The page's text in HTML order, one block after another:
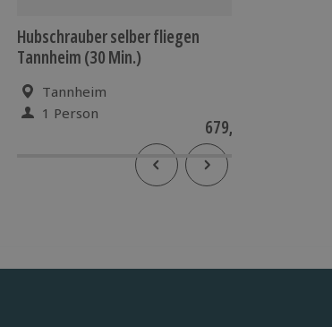
Hubschrauber selber fliegen
Tannheim (30 Min.)
Tannheim
1 Person
679,90 €